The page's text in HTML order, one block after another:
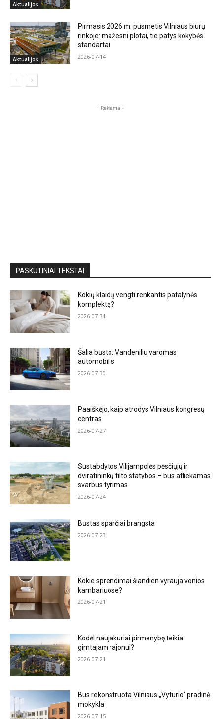
Aktualijos
Aktualijos
Pirmasis 2026 m. pusmetis Vilniaus biurų
rinkoje: mažesni plotai, tie patys kokybės
standartai
2026-07-14
- Reklama -
PASKUTINIAI TEKSTAI
Kokių klaidų vengti renkantis patalynės
komplektą?
2026-07-31
Šalia būsto: Vandeniliu varomas
automobilis
2026-07-30
Paaiškėjo, kaip atrodys Vilniaus kongresų
centras
2026-07-27
Sustabdytos Vilijampolės pėsčiųjų ir
dviratininkų tilto statybos – bus atliekamas
svarbus tyrimas
2026-07-24
Būstas sparčiai brangsta
2026-07-23
Kokie sprendimai šiandien vyrauja vonios
kambariuose?
2026-07-21
Kodėl naujakuriai pirmenybę teikia
gimtajam rajonui?
2026-07-21
Bus rekonstruota Vilniaus „Vyturio“ pradinė
mokykla
2026-07-15